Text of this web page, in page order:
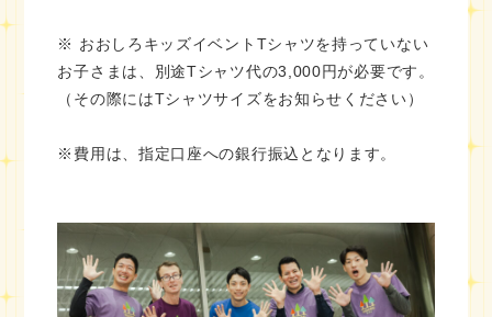
※ おおしろキッズイベントTシャツを持っていない
お子さまは、別途Tシャツ代の3,000円が必要です。
（その際にはTシャツサイズをお知らせください）
※費用は、指定口座への銀行振込となります。